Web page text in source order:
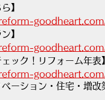
】
】
ック！リフォーム年表
ベーション・住宅・増